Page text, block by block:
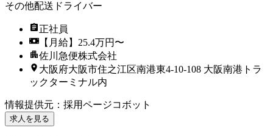
その他配送ドライバー
正社員
【月給】25.4万円〜
佐川急便株式会社
大阪府大阪市住之江区南港東4-10-108 大阪南港トラ
ックターミナル内
情報提供元 ： 採用ページコボット
求人を見る